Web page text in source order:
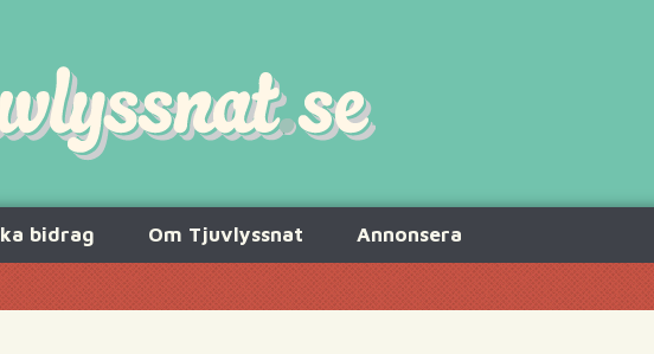
bidrag Om Tjuvlyssnat Annonsera